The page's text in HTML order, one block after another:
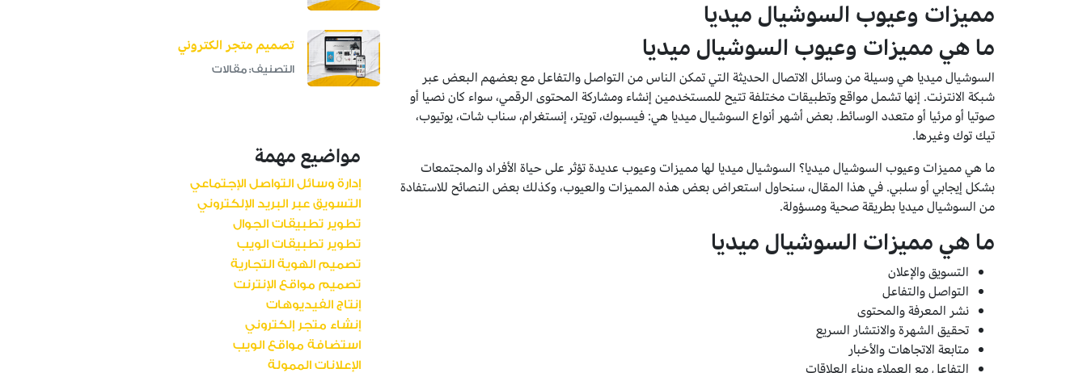
مميزات وعيوب السوشيال ميديا
ما هي مميزات وعيوب السوشيال ميديا
السوشيال ميديا هي وسيلة من وسائل الاتصال الحديثة التي تمكن الناس من التواصل والتفاعل مع بعضهم البعض عبر
شبكة الانترنت. إنها تشمل مواقع وتطبيقات مختلفة تتيح للمستخدمين إنشاء ومشاركة المحتوى الرقمي، سواء كان نصيا أو
صوتيا أو مرئيا أو متعدد الوسائط. بعض أشهر أنواع السوشيال ميديا هي: فيسبوك، تويتر، إنستغرام، سناب شات، يوتيوب،
تيك توك وغيرها.
ما هي مميزات وعيوب السوشيال ميديا؟ السوشيال ميديا لها مميزات وعيوب عديدة تؤثر على حياة الأفراد والمجتمعات
بشكل إيجابي أو سلبي. في هذا المقال، سنحاول استعراض بعض هذه المميزات والعيوب، وكذلك بعض النصائح للاستفادة
من السوشيال ميديا بطريقة صحية ومسؤولة.
ما هي مميزات السوشيال ميديا
التسويق والإعلان
التواصل والتفاعل
نشر المعرفة والمحتوى
تحقيق الشهرة والانتشار السريع
متابعة الاتجاهات والأخبار
التفاعل مع العملاء وبناء العلاقات
تصميم متجر الكتروني
التصنيف: مقالات
مواضيع مهمة
إدارة وسائل التواصل الإجتماعي
التسويق عبر البريد الإلكتروني
تطوير تطبيقات الجوال
تطوير تطبيقات الويب
تصميم الهوية التجارية
تصميم مواقع الإنترنت
إنتاج الفيديوهات
إنشاء متجر إلكتروني
استضافة مواقع الويب
الإعلانات الممولة